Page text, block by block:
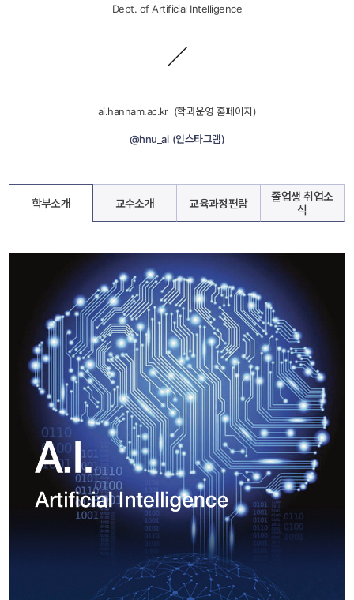
Dept. of Artificial Intelligence
ai.hannam.ac.kr (학과운영 홈페이지)
@hnu_ai (인스타그램)
학부소개 교수소개 교육과정편람
졸업생 취업소
식